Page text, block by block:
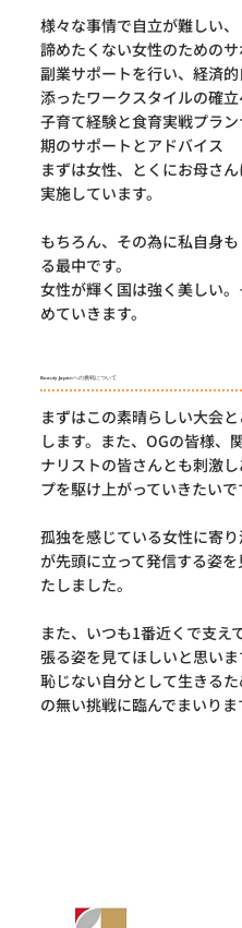
様々な事情で自立が難しい
諦めたくない女性のためのサ
副業サポートを行い、経済
添ったワークスタイルの確
子育て経験と食育実戦プラ
期のサポートとアドバイス
まずは女性、とくにお母さ
実施しています。
もちろん、その為に私自身
る最中です。
女性が輝く国は強く美しい
めていきます。
Beauty Japanへの挑戦について
まずはこの素晴らしい大会
します。また、OGの皆様、
ナリストの皆さんとも刺激
プを駆け上がっていきたいで
孤独を感じている女性に寄
が先頭に立って発信する姿
たしました。
また、いつも1番近くで支え
張る姿を見てほしいと思いま
恥じない自分として生きる
の無い挑戦に臨んでまいりま